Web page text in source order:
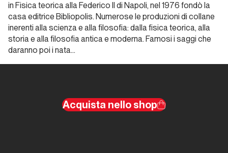
Nuovi
orizzonti
Storia di
Copertina
in Fisica teorica alla Federico II di Napoli, nel 1976 fondò la
casa editrice Bibliopolis. Numerose le produzioni di collane
inerenti alla scienza e alla filosofia: dalla fisica teorica, alla
storia e alla filosofia antica e moderna. Famosi i saggi che
daranno poi i nata…
Acquista nello shop